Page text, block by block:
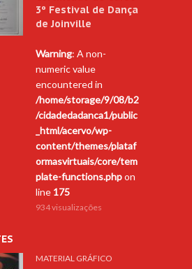
3º Festival de Dança
de Joinville
Warning: A non-
numeric value
encountered in
/home/storage/9/08/b2
/cidadedadanca1/public
_html/acervo/wp-
content/themes/plataf
ormasvirtuais/core/tem
plate-functions.phpon
line 175
934 visualizações
MATERIAL GRÁFICO